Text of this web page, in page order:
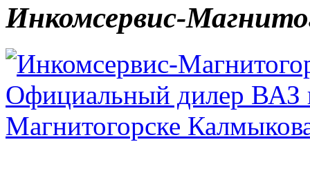
Инкомсервис-